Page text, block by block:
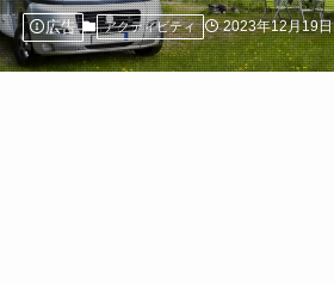
広告 アクティビティ 2023年12月19日